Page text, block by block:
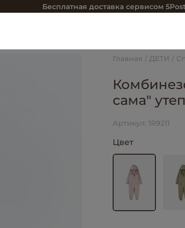
Бесплатная доставка сервисом 5Post
Главная ДЕТИ
сама"
Артикул: 1R9211
Цвет